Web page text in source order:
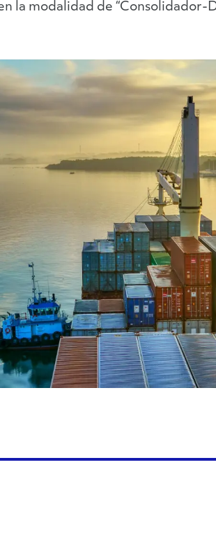
la modalidad de “Consolidador-